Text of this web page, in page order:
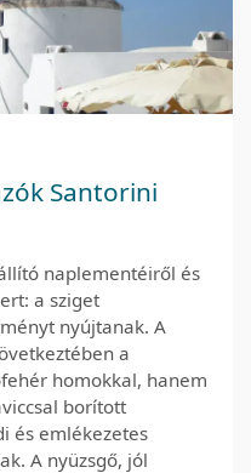
Santorini
naplementéiről és
a sziget
nyújtanak. A
a
homokkal, hanem
borított
és emlékezetes
A nyüzsgő, jól